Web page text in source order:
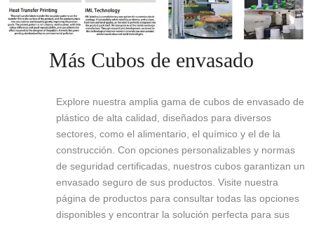
Más Cubos de envasado
Explore nuestra amplia gama de cubos de envasado de
plástico de alta calidad, diseñados para diversos
sectores, como el alimentario, el químico y el de la
construcción. Con opciones personalizables y normas
de seguridad certificadas, nuestros cubos garantizan un
envasado seguro de sus productos. Visite nuestra
página de productos para consultar todas las opciones
disponibles y encontrar la solución perfecta para sus